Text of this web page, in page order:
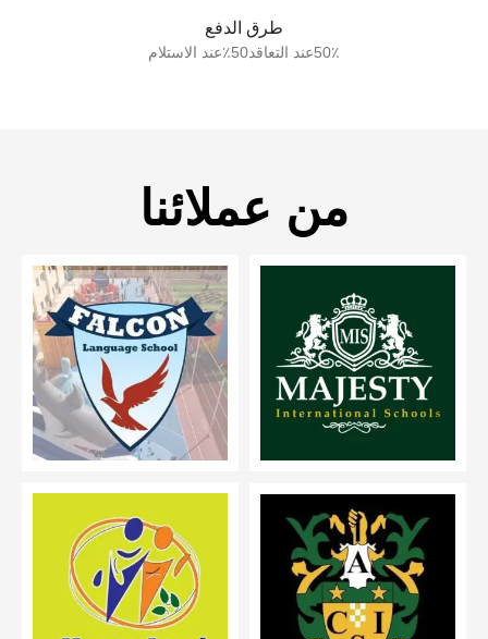
طرق الدفع
50٪عند التعاقد50٪عند الاستلام
من عملائنا